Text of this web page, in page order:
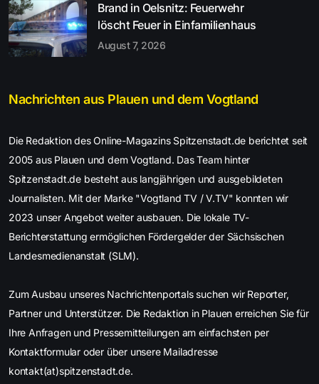
Brand in Oelsnitz: Feuerwehr
löscht Feuer in Einfamilienhaus
August 7, 2026
Nachrichten aus Plauen und dem Vogtland
Die Redaktion des Online-Magazins Spitzenstadt.de berichtet seit
2005 aus Plauen und dem Vogtland. Das Team hinter
Spitzenstadt.de besteht aus langjährigen und ausgebildeten
Journalisten. Mit der Marke "Vogtland TV / V.TV" konnten wir
2023 unser Angebot weiter ausbauen. Die lokale TV-
Berichterstattung ermöglichen Fördergelder der Sächsischen
Landesmedienanstalt (SLM).
Zum Ausbau unseres Nachrichtenportals suchen wir Reporter,
Partner und Unterstützer. Die Redaktion in Plauen erreichen Sie für
Ihre Anfragen und Pressemitteilungen am einfachsten per
Kontaktformular oder über unsere Mailadresse
kontakt(at)spitzenstadt.de.